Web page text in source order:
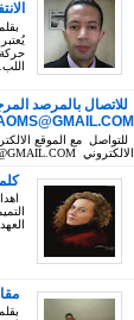
للاتصال بالمرصد
للتواصل مع الموقع
الالكتروني ALMARSDMEDIAOMS@GMAIL.COM